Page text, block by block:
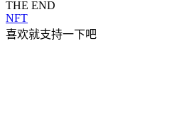
THE END
NFT
喜欢就支持一下吧